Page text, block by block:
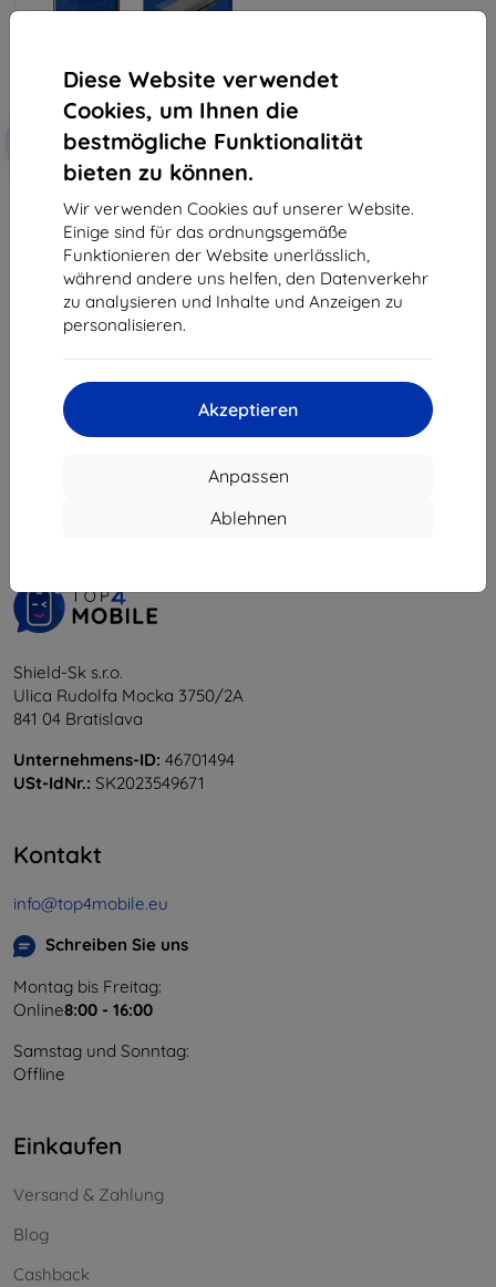
Diese Website verwendet
Cookies, um Ihnen die
bestmögliche Funktionalität
bieten zu können.
Wir verwenden Cookies auf unserer Website.
Einige sind für das ordnungsgemäße
Funktionieren der Website unerlässlich,
während andere uns helfen, den Datenverkehr
zu analysieren und Inhalte und Anzeigen zu
personalisieren.
Akzeptieren
Anpassen
Ablehnen
Rabatt
mit
Gutschein
EXTRA10
Hybridglas
10,90 €
9,81 €
Auf Lager > 5 Stk.
vom ganzen5.
Shield-Sk s.r.o.
Ulica Rudolfa Mocka 3750/2A
841 04 Bratislava
Unternehmens-ID: 46701494
USt-IdNr.: SK2023549671
Kontakt
info@top4mobile.eu
Schreiben Sie uns
Montag bis Freitag:
Online8:00 - 16:00
Samstag und Sonntag:
Offline
Einkaufen
Versand & Zahlung
Blog
Cashback